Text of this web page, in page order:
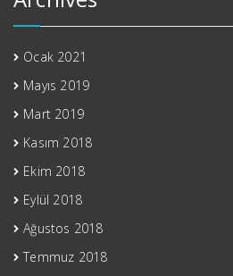
Ocak 2021
Mayıs 2019
Mart 2019
Kasım 2018
Ekim 2018
Eylül 2018
Ağustos 2018
Temmuz 2018